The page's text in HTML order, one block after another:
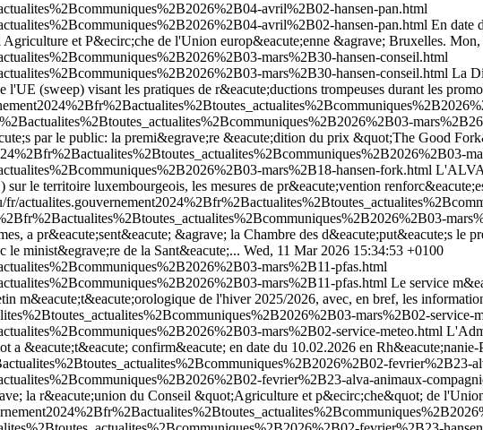
avril%2B02-hansen-pan.html
avril%2B02-hansen-pan.html En date
et P&ecirc;che de l'Union europ&eacute;enne &agrave; Bruxelles. Mon,
mars%2B30-hansen-conseil.html
mars%2B30-hansen-conseil.html La
(sweep) visant les pratiques de r&eacute;ductions trompeuses durant les
par le public: la premi&egrave;re &eacute;dition du prix &quot;The Good
mars%2B18-hansen-fork.html L'ALVA
le territoire luxembourgeois, les mesures de pr&eacute;vention
fr/
a pr&eacute;sent&eacute; &agrave; la Chambre des d&eacute;put&eacute;s le
minist&egrave;re de la Sant&eacute;... Wed, 11 Mar 2026 15:34:53 +0100
mars%2B11-pfas.html
mars%2B11-pfas.html Le service
de l'hiver 2025/2026, avec, en bref, les
mars%2B02-service-
mars%2B02-service-meteo.html
&eacute;t&eacute; confirm&eacute; en date du 10.02.2026 en Rh&eacute;nanie-
fevrier%2B23-
fevrier%2B23-alva-animaux-
la r&eacute;union du Conseil &quot;Agriculture et p&ecirc;che&quot; de